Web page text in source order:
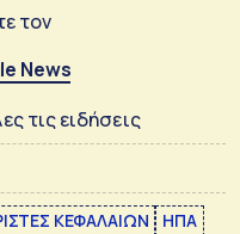
τον
News
τις ειδήσεις
ΚΕΦΑΛΑΙΩΝ ΗΠΑ